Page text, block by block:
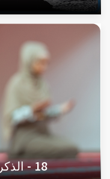
18 - الذكر من أعظم العبادات